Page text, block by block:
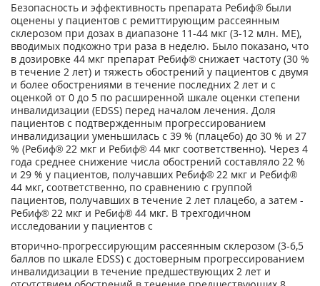
Безопасность и эффективность препарата Ребиф® были
оценены у пациентов с ремиттирующим рассеянным
склерозом при дозах в диапазоне 11-44 мкг (3-12 млн. ME),
вводимых подкожно три раза в неделю. Было показано, что
в дозировке 44 мкг препарат Ребиф® снижает частоту (30 %
в течение 2 лет) и тяжесть обострений у пациентов с двумя
и более обострениями в течение последних 2 лет и с
оценкой от 0 до 5 по расширенной шкале оценки степени
инвалидизации (EDSS) перед началом лечения. Доля
пациентов с подтвержденным прогрессированием
инвалидизации уменьшилась с 39 % (плацебо) до 30 % и 27
% (Ребиф® 22 мкг и Ребиф® 44 мкг соответственно). Через 4
года среднее снижение числа обострений составляло 22 %
и 29 % у пациентов, получавших Ребиф® 22 мкг и Ребиф®
44 мкг, соответственно, по сравнению с группой
пациентов, получавших в течение 2 лет плацебо, а затем -
Ребиф® 22 мкг и Ребиф® 44 мкг. В трехгодичном
исследовании у пациентов с
вторично-прогрессирующим рассеянным склерозом (3-6,5
баллов по шкале EDSS) с достоверным прогрессированием
инвалидизации в течение предшествующих 2 лет и